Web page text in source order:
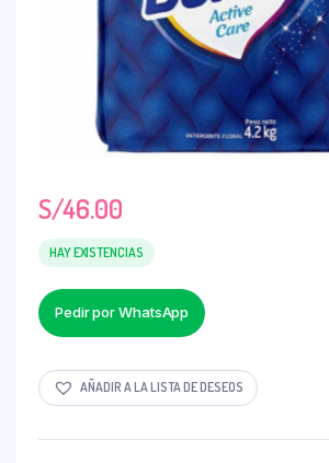
S/46.00
HAY EXISTENCIAS
Pedir por WhatsApp
AÑADIR A LA LISTA DE DESEOS